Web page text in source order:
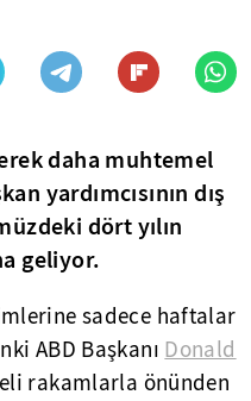
daha muhtemel
yardımcısının dış
dört yılın
geliyor.
sadece haftalar
ABD Başkanı Donald
rakamlarla önünden